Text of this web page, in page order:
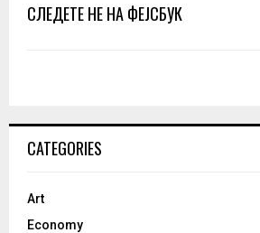
СЛЕДЕТЕ НЕ НА ФЕЈСБУК
CATEGORIES
Art
Economy